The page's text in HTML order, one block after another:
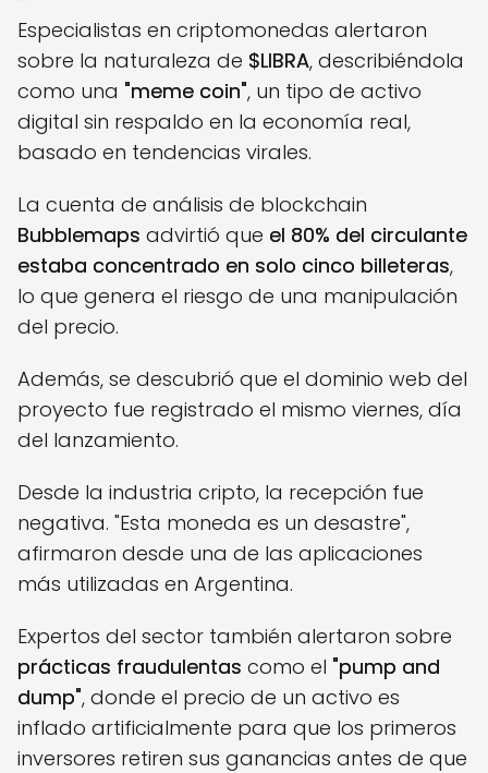
Especialistas en criptomonedas alertaron
sobre la naturaleza de $LIBRA, describiéndola
como una "meme coin", un tipo de activo
digital sin respaldo en la economía real,
basado en tendencias virales.
La cuenta de análisis de blockchain
Bubblemaps advirtió que el 80% del circulante
estaba concentrado en solo cinco billeteras,
lo que genera el riesgo de una manipulación
del precio.
Además, se descubrió que el dominio web del
proyecto fue registrado el mismo viernes, día
del lanzamiento.
Desde la industria cripto, la recepción fue
negativa. "Esta moneda es un desastre",
afirmaron desde una de las aplicaciones
más utilizadas en Argentina.
Expertos del sector también alertaron sobre
prácticas fraudulentas como el "pump and
dump", donde el precio de un activo es
inflado artificialmente para que los primeros
inversores retiren sus ganancias antes de que